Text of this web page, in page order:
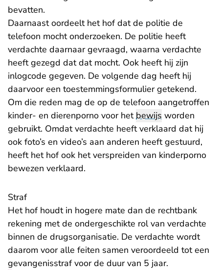
bevatten.
Daarnaast oordeelt het hof dat de politie de
telefoon mocht onderzoeken. De politie heeft
verdachte daarnaar gevraagd, waarna verdachte
heeft gezegd dat dat mocht. Ook heeft hij zijn
inlogcode gegeven. De volgende dag heeft hij
daarvoor een toestemmingsformulier getekend.
Om die reden mag de op de telefoon aangetroffen
kinder- en dierenporno voor hetbewijs worden
gebruikt. Omdat verdachte heeft verklaard dat hij
ook foto’s en video’s aan anderen heeft gestuurd,
heeft het hof ook het verspreiden van kinderporno
bewezen verklaard.
Straf
Het hof houdt in hogere mate dan de rechtbank
rekening met de ondergeschikte rol van verdachte
binnen de drugsorganisatie. De verdachte wordt
daarom voor alle feiten samen veroordeeld tot een
gevangenisstraf voor de duur van 5 jaar.